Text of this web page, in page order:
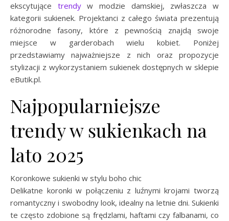
ekscytujące trendyw modzie damskiej, zwłaszcza w
kategorii sukienek. Projektanci z całego świata prezentują
różnorodne fasony, które z pewnością znajdą swoje
miejsce w garderobach wielu kobiet. Poniżej
przedstawiamy najważniejsze z nich oraz propozycje
stylizacji z wykorzystaniem sukienek dostępnych w sklepie
eButik.pl.
Najpopularniejsze
trendy w sukienkach na
lato 2025
Koronkowe sukienki w stylu boho chic
Delikatne koronki w połączeniu z luźnymi krojami tworzą
romantyczny i swobodny look, idealny na letnie dni. Sukienki
te często zdobione są frędzlami, haftami czy falbanami, co